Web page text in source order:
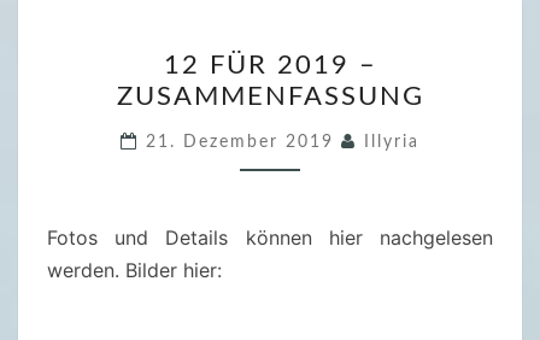
2
F
Ü
R
0
12 FÜR 2019 –
ZUSAMMENFASSUNG
21. Dezember 2019 Illyria
Fotos und Details können hier nachgelesen
werden. Bilder hier: